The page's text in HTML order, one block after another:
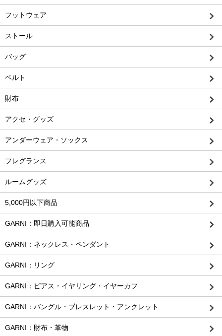
フットウェア
ストール
バッグ
ベルト
財布
アクセ・グッズ
アンダーウェア・ソックス
フレグランス
ルームグッズ
5,000円以下商品
GARNI：即日購入可能商品
GARNI：ネックレス・ペンダント
GARNI：リング
GARNI：ピアス・イヤリング・イヤーカフ
GARNI：バングル・ブレスレット・アンクレット
GARNI：財布・革物